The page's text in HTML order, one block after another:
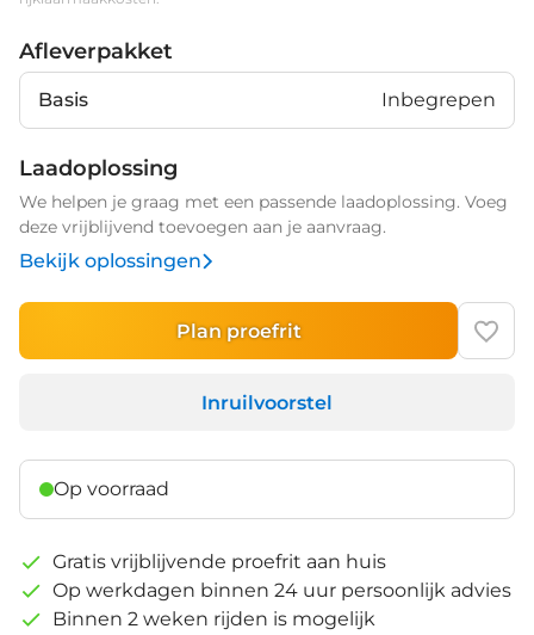
Afleverpakket
Basis Inbegrepen
Laadoplossing
We helpen je graag met een passende laadoplossing. Voeg
deze vrijblijvend toevoegen aan je aanvraag.
Bekijk oplossingen
Plan proefrit
Inruilvoorstel
Op voorraad
Gratis vrijblijvende proefrit aan huis
Op werkdagen binnen 24 uur persoonlijk advies
Binnen 2 weken rijden is mogelijk